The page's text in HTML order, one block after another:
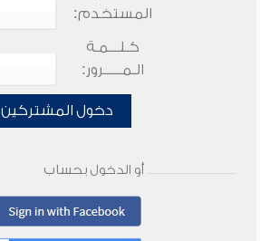
المستخدم:
كـلـــمـة
الـمـــــرور:
دخول المشتركين
أو الدخول بحساب